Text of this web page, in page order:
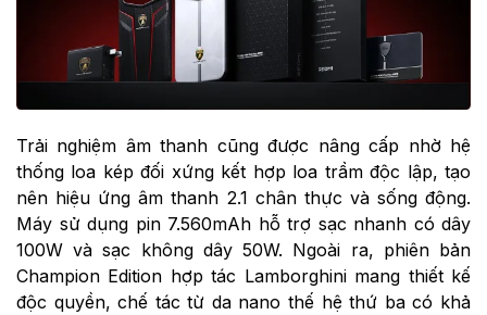
Trải nghiệm âm thanh cũng được nâng cấp nhờ hệ
thống loa kép đối xứng kết hợp loa trầm độc lập, tạo
nên hiệu ứng âm thanh 2.1 chân thực và sống động.
Máy sử dụng pin 7.560mAh hỗ trợ sạc nhanh có dây
100W và sạc không dây 50W. Ngoài ra, phiên bản
Champion Edition hợp tác Lamborghini mang thiết kế
độc quyền, chế tác từ da nano thế hệ thứ ba có khả